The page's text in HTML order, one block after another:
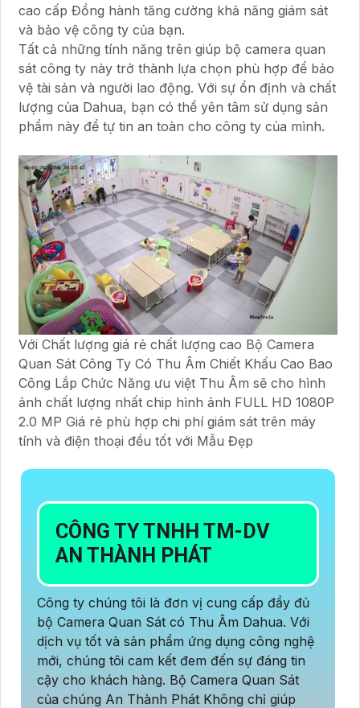
cao cấp Đồng hành tăng cường khả năng giám sát
và bảo vệ công ty của bạn.
Tất cả những tính năng trên giúp bộ camera quan
sát công ty này trở thành lựa chọn phù hợp để bảo
vệ tài sản và người lao động. Với sự ổn định và chất
lượng của Dahua, bạn có thể yên tâm sử dụng sản
phẩm này để tự tin an toàn cho công ty của mình.
Với Chất lượng giá rẻ chất lượng cao Bộ Camera
Quan Sát Công Ty Có Thu Âm Chiết Khấu Cao Bao
Công Lắp Chức Năng ưu việt Thu Âm sẽ cho hình
ảnh chất lượng nhất chip hình ảnh FULL HD 1080P
2.0 MP Giá rẻ phù hợp chi phí giám sát trên máy
tính và điện thoại đều tốt với Mẫu Đẹp
CÔNG TY TNHH TM-DV
AN THÀNH PHÁT
Công ty chúng tôi là đơn vị cung cấp đầy đủ
bộ Camera Quan Sát có Thu Âm Dahua. Với
dịch vụ tốt và sản phẩm ứng dụng công nghệ
mới, chúng tôi cam kết đem đến sự đáng tin
cậy cho khách hàng. Bộ Camera Quan Sát
của chúng An Thành Phát Không chỉ giúp